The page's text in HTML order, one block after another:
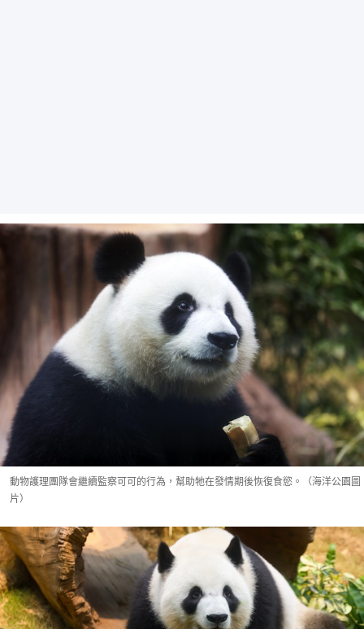
動物護理團隊會繼續監察可可的行為，幫助牠在發情期後恢復食慾。（海洋公園圖
片）